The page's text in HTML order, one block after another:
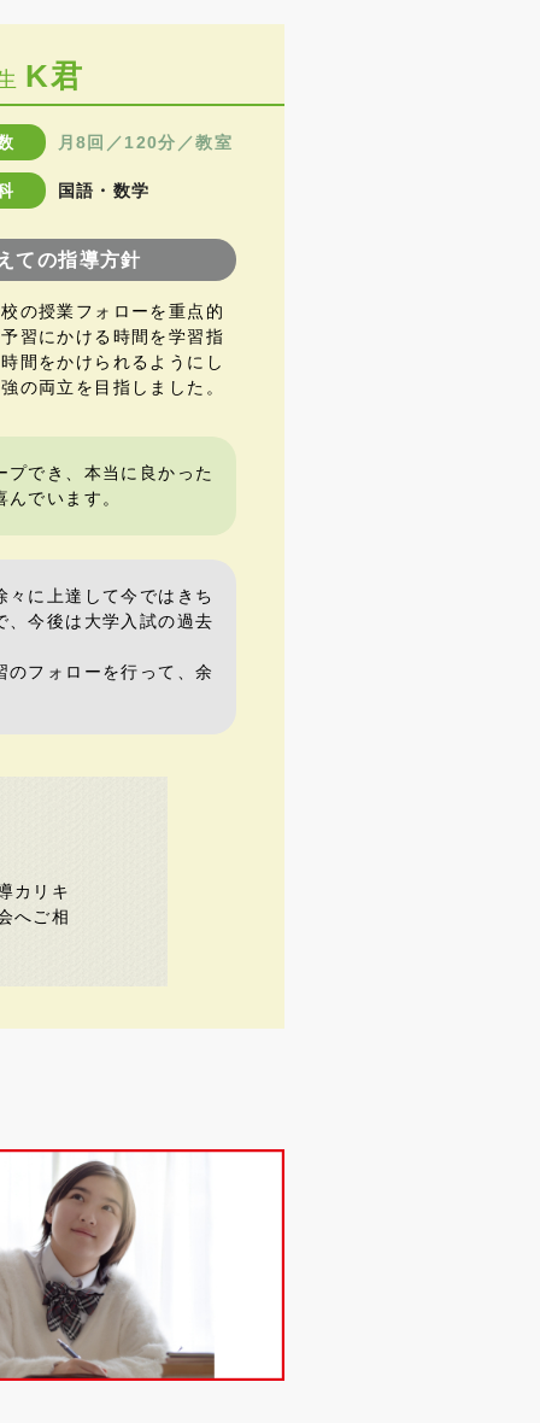
K君
月8回／120分／教室
国語・数学
ての指導方針
の授業フォローを重点的
習にかける時間を学習指
間をかけられるようにし
の両立を目指しました。
でき、本当に良かった
でいます。
に上達して今ではきち
、今後は大学入試の過去
フォローを行って、余
カリキ
へご相